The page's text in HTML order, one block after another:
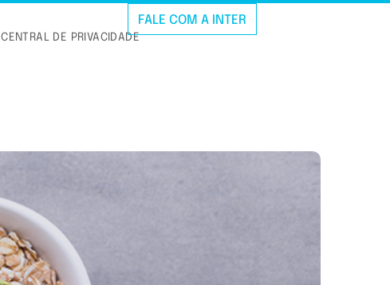
CENTRAL DE PRIVACIDADE
FALE COM A INTER